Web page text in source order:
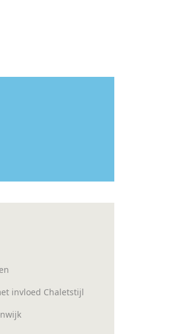
invloed Chaletstijl